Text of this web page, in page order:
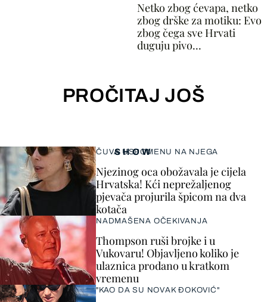
Netko zbog ćevapa, netko
zbog drške za motiku: Evo
zbog čega sve Hrvati
duguju pivo...
PROČITAJ JOŠ
SHOW
ČUVA USPOMENU NA NJEGA
Njezinog oca obožavala je cijela
Hrvatska! Kći neprežaljenog
pjevača projurila špicom na dva
kotača
NADMAŠENA OČEKIVANJA
Thompson ruši brojke i u
Vukovaru! Objavljeno koliko je
ulaznica prodano u kratkom
vremenu
"KAO DA SU NOVAK ĐOKOVIĆ"